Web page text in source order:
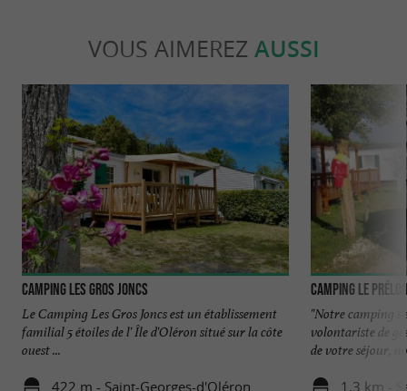
VOUS AIMEREZ AUSSI
Camping Les Gros Joncs
Le Camping Les Gros Joncs est un établissement
familial 5 étoiles de l' Île d'Oléron situé sur la côte
ouest ...
422 m - Saint-Georges-d'Oléron
Camping Le
"Notre camping
volontariste de
de votre séjour,
1,3 km -